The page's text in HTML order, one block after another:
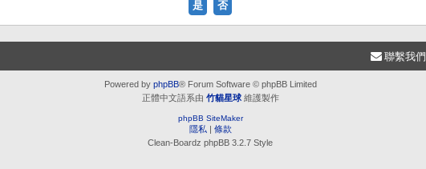
聯繫我們
Powered by phpBB® Forum Software © phpBB Limited
正體中文語系由 竹貓星球維護製作
phpBB SiteMaker
隱私 | 條款
Clean-Boardz phpBB 3.2.7 Style